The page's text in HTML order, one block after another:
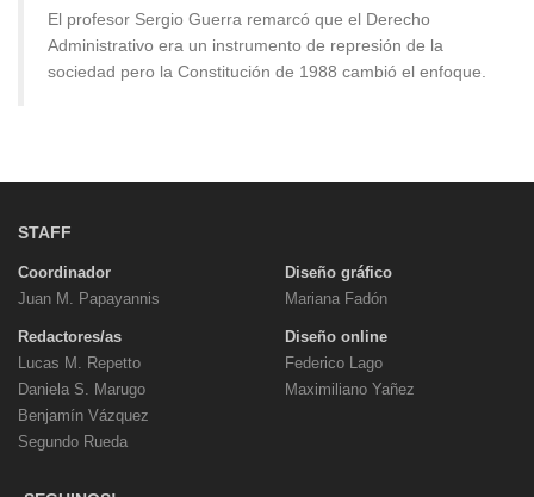
El profesor Sergio Guerra remarcó que el Derecho
Administrativo era un instrumento de represión de la
sociedad pero la Constitución de 1988 cambió el enfoque.
STAFF
Coordinador
Juan M. Papayannis
Redactores/as
Lucas M. Repetto
Daniela S. Marugo
Benjamín Vázquez
Segundo Rueda
Diseño gráfico
Mariana Fadón
Diseño online
Federico Lago
Maximiliano Yañez